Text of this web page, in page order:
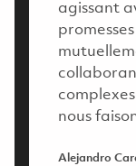
agissant
nous
Alejandro